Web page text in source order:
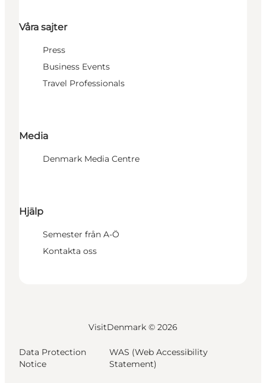
Våra sajter
Press
Business Events
Travel Professionals
Media
Denmark Media Centre
Hjälp
Semester från A-Ö
Kontakta oss
VisitDenmark © 2026
Data Protection
Notice
WAS (Web Accessibility
Statement)